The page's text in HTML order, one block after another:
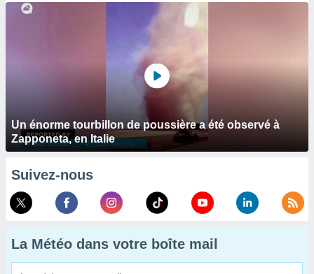
Un énorme tourbillon de poussière a été observé à
Zapponeta, en Italie
Suivez-nous
La Météo dans votre boîte mail